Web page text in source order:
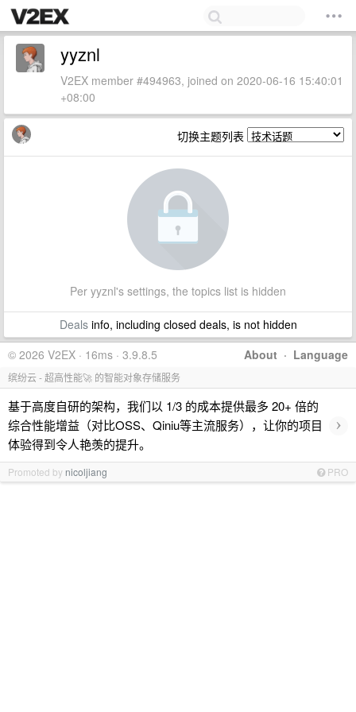
yyznl
V2EX member #494963, joined on 2020-06-16 15:40:01
+08:00
切换主题列表
Per yyznl's settings, the topics list is hidden
Dealsinfo, including closed deals, is not hidden
About · Language
© 2026 V2EX · 16ms · 3.9.8.5
缤纷云 - 超高性能🚀 的智能对象存储服务
基于高度自研的架构，我们以 1/3 的成本提供最多 20+ 倍的
综合性能增益（对比OSS、Qiniu等主流服务），让你的项目
体验得到令人艳羡的提升。
›
Promoted by nicoljiang PRO